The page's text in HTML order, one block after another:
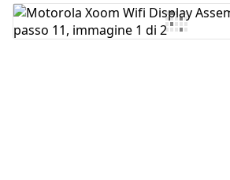
Aggiungi Commento